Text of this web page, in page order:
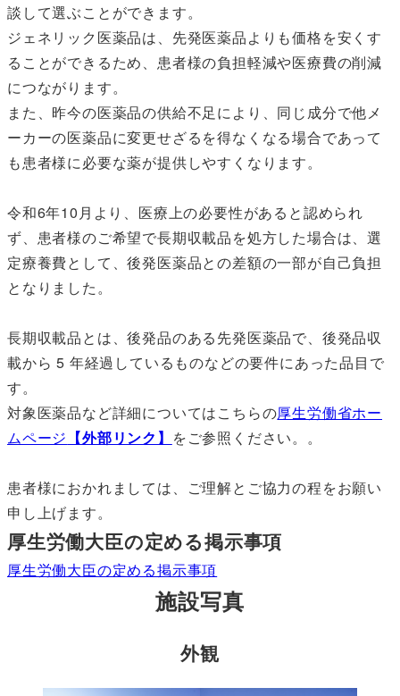
談して選ぶことができます。
ジェネリック医薬品は、先発医薬品よりも価格を安くす
ることができるため、患者様の負担軽減や医療費の削減
につながります。
また、昨今の医薬品の供給不足により、同じ成分で他メ
ーカーの医薬品に変更せざるを得なくなる場合であって
も患者様に必要な薬が提供しやすくなります。
令和6年10月より、医療上の必要性があると認められ
ず、患者様のご希望で長期収載品を処方した場合は、選
定療養費として、後発医薬品との差額の一部が自己負担
となりました。
長期収載品とは、後発品のある先発医薬品で、後発品収
載から 5 年経過しているものなどの要件にあった品目で
す。
対象医薬品など詳細についてはこちらの厚生労働省ホー
ムページ 【外部リンク】 をご参照ください。。
患者様におかれましては、ご理解とご協力の程をお願い
申し上げます。
厚生労働大臣の定める掲示事項
厚生労働大臣の定める掲示事項
施設写真
外観